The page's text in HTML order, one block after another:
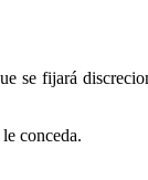
fijará
conceda.